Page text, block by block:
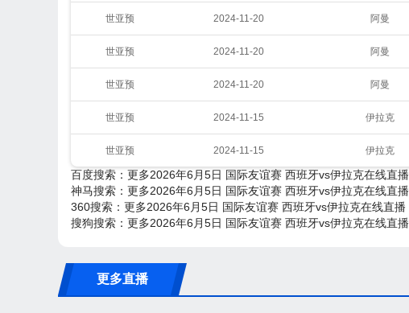
世亚预 2024-11-20 阿曼
世亚预 2024-11-20 阿曼
世亚预 2024-11-20 阿曼
世亚预 2024-11-15 伊拉克
世亚预 2024-11-15 伊拉克
百度搜索：更多2026年6月5日 国际友谊赛 西班牙vs伊拉克在线直播
神马搜索：更多2026年6月5日 国际友谊赛 西班牙vs伊拉克在线直播
360搜索：更多2026年6月5日 国际友谊赛 西班牙vs伊拉克在线直播
搜狗搜索：更多2026年6月5日 国际友谊赛 西班牙vs伊拉克在线直播
更多直播